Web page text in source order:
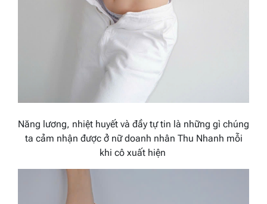
Năng lương, nhiệt huyết và đầy tự tin là những gì chúng
ta cảm nhận được ở nữ doanh nhân Thu Nhanh mỗi
khi cô xuất hiện